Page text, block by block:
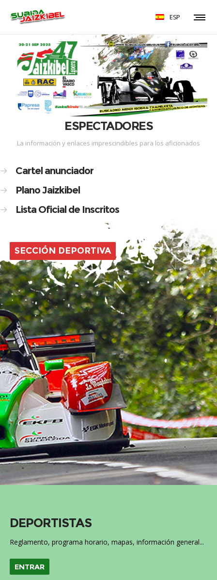
ESP
ESPECTADORES
La información y enlaces imprescindibles para los aficionados
Cartel anunciador
Plano Jaizkibel
Lista Oficial de Inscritos
SECCIÓN DEPORTIVA
DEPORTISTAS
Reglamento, programa horario, mapas, información general...
ENTRAR